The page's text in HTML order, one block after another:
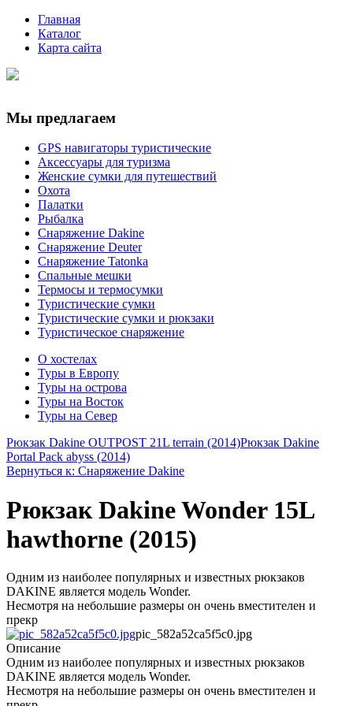
Главная
Каталог
Карта сайта
Мы предлагаем
GPS навигаторы туристические
Аксессуары для туризма
Женские сумки для путешествий
Охота
Палатки
Рыбалка
Снаряжение Dakine
Снаряжение Deuter
Снаряжение Tatonka
Спальные мешки
Термосы и термосумки
Туристические сумки
Туристические сумки и рюкзаки
Туристическое снаряжение
О хостелах
Туры в Европу
Туры на острова
Туры на Восток
Туры на Север
Рюкзак Dakine OUTPOST 21L terrain (2014)Рюкзак Dakine
Portal Pack abyss (2014)
Вернуться к: Снаряжение Dakine
Рюкзак Dakine Wonder 15L
hawthorne (2015)
Одним из наиболее популярных и известных рюкзаков
DAKINE является модель Wonder.
Несмотря на небольшие размеры он очень вместителен и
прекр
pic_582a52ca5f5c0.jpg
Описание
Одним из наиболее популярных и известных рюкзаков
DAKINE является модель Wonder.
Несмотря на небольшие размеры он очень вместителен и